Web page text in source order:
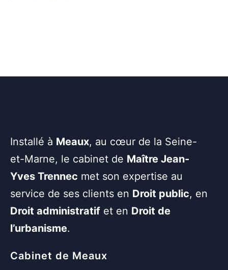
Installé à Meaux, au cœur de la Seine-
et-Marne, le cabinet de Maître Jean-
Yves Trennec met son expertise au
service de ses clients en Droit public, en
Droit administratif et en Droit de
l’urbanisme.
Cabinet de Meaux